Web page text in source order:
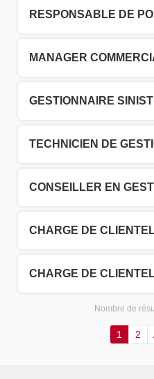
MANAGER
GESTIONNAIRE
Nombre de
1 2